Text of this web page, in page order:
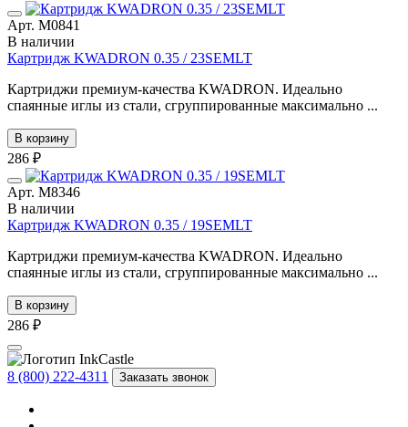
Арт. М0841
В наличии
Картридж KWADRON 0.35 / 23SEMLT
Картриджи премиум-качества KWADRON. Идеально
спаянные иглы из стали, сгруппированные максимально ...
В корзину
286 ₽
Арт. М8346
В наличии
Картридж KWADRON 0.35 / 19SEMLT
Картриджи премиум-качества KWADRON. Идеально
спаянные иглы из стали, сгруппированные максимально ...
В корзину
286 ₽
8 (800) 222-4311 Заказать звонок